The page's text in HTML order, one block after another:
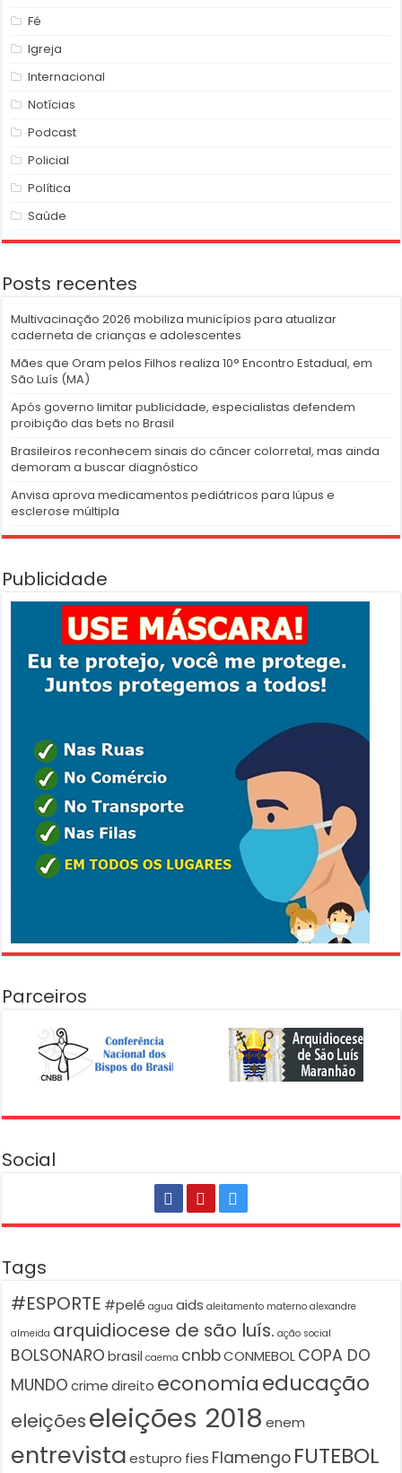
Fé
Igreja
Internacional
Notícias
Podcast
Policial
Política
Saúde
Posts recentes
Multivacinação 2026 mobiliza municípios para atualizar
caderneta de crianças e adolescentes
Mães que Oram pelos Filhos realiza 10° Encontro Estadual, em
São Luís (MA)
Após governo limitar publicidade, especialistas defendem
proibição das bets no Brasil
Brasileiros reconhecem sinais do câncer colorretal, mas ainda
demoram a buscar diagnóstico
Anvisa aprova medicamentos pediátricos para lúpus e
esclerose múltipla
Publicidade
Parceiros
Social
Tags
#ESPORTE #pelé agua aids aleitamento materno alexandre
almeida arquidiocese de são luís. ação social
BOLSONARO brasil caema cnbbCONMEBOLCOPA DO
MUNDO crime direito economiaeducação
eleiçõeseleições 2018 enem
entrevista estupro fies Flamengo FUTEBOL